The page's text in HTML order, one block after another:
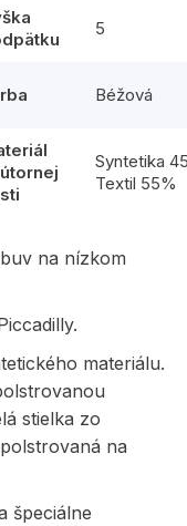
5
Béžová
Syntetika
Textil 55%
na nízkom
materiálu.
stielka zo
na
špeciálne